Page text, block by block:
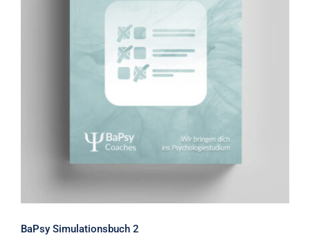
BaPsy Simulationsbuch 2
BaPsy Simulationsbuch 2